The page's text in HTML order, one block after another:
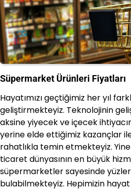
Süpermarket Ürünleri Fiyatları
Hayatımızı geçtiğimiz her yıl
geliştirmekteyiz. Teknolojinin
aksine yiyecek ve içecek
yerine elde ettiğimiz kazançlar
rahatlıkla temin etmekteyiz.
ticaret dünyasının en büyük
süpermarketler sayesinde
bulabilmekteyiz. Hepimizin